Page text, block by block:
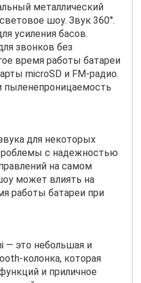
металлический
шоу. Звук 360°.
усиления басов.
звонков без
время работы батареи
microSD и FM-радио.
пыленепроницаемость
для некоторых
с надежностью
на самом
может влиять на
работы батареи при
— это небольшая и
колонка, которая
и приличное